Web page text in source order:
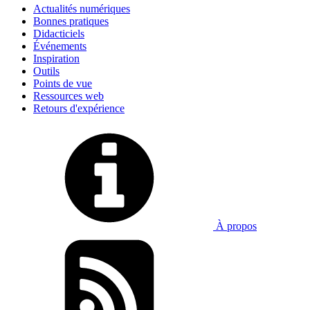
Actualités numériques
Bonnes pratiques
Didacticiels
Événements
Inspiration
Outils
Points de vue
Ressources web
Retours d'expérience
À propos